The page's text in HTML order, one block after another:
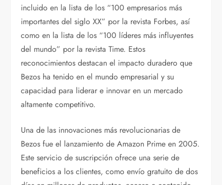
incluido en la lista de los “100 empresarios más
importantes del siglo XX” por la revista Forbes, así
como en la lista de los “100 líderes más influyentes
del mundo” por la revista Time. Estos
reconocimientos destacan el impacto duradero que
Bezos ha tenido en el mundo empresarial y su
capacidad para liderar e innovar en un mercado
altamente competitivo.
Una de las innovaciones más revolucionarias de
Bezos fue el lanzamiento de Amazon Prime en 2005.
Este servicio de suscripción ofrece una serie de
beneficios a los clientes, como envío gratuito de dos